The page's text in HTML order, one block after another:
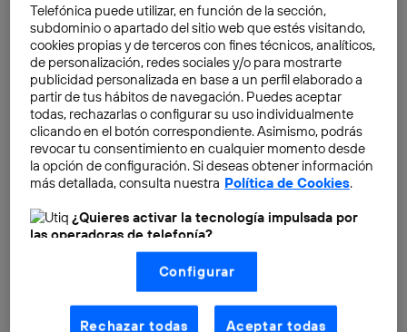
Telefónica puede utilizar, en función de la sección,
subdominio o apartado del sitio web que estés visitando,
cookies propias y de terceros con fines técnicos, analíticos,
de personalización, redes sociales y/o para mostrarte
publicidad personalizada en base a un perfil elaborado a
partir de tus hábitos de navegación. Puedes aceptar
todas, rechazarlas o configurar su uso individualmente
clicando en el botón correspondiente. Asimismo, podrás
revocar tu consentimiento en cualquier momento desde
la opción de configuración. Si deseas obtener información
más detallada, consulta nuestra Política de Cookies.
¿Quieres activar la tecnología impulsada por
las operadoras de telefonía?
Nosotros, Telefónica S.A., utilizamos la tecnología Utiq para
realizar nuestras acciones de marketing digital o análisis
(como se describe en este aviso de consentimiento)
basadas en tu navegación en nuestra(s) web(s)
aquí (solo cuando utilizas una conexión a
Configurar
Rechazar todas Aceptar todas